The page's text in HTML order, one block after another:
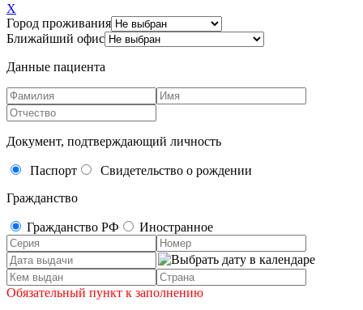
X
Город проживания
Ближайший офис
Данные пациента
Документ, подтверждающий личность
Паспорт
Свидетельство о рождении
Гражданство
Гражданство РФ Иностранное
Обязательный пункт к заполнению